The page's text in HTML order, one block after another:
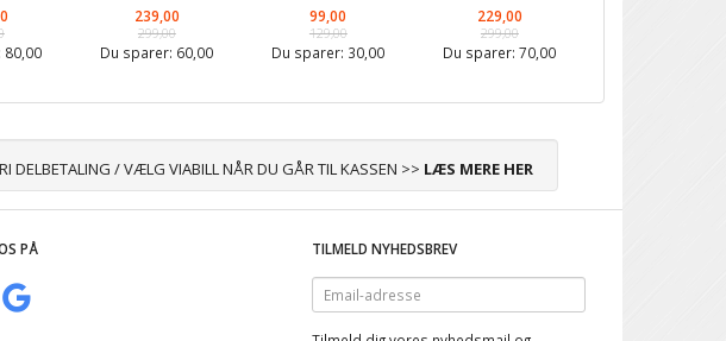
80,00
239,00
299,00
Du sparer: 60,00
99,00
129,00
Du sparer: 30,00
229,00
299,00
Du sparer:70,00
DELBETALING / VÆLG VIABILL NÅR DU GÅR TIL KASSEN >> LÆS MERE HER
PÅ
TILMELD NYHEDSBREV
Email-
adresse